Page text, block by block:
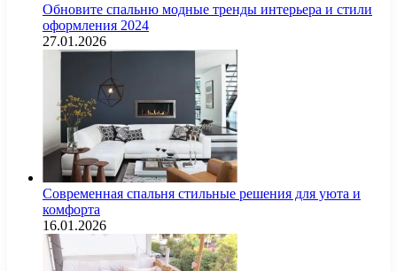
Обновите спальню модные тренды интерьера и стили
оформления 2024
27.01.2026
Современная спальня стильные решения для уюта и
комфорта
16.01.2026